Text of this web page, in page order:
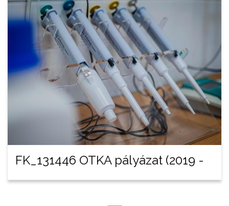
FK_131446 OTKA pályázat (2019 -